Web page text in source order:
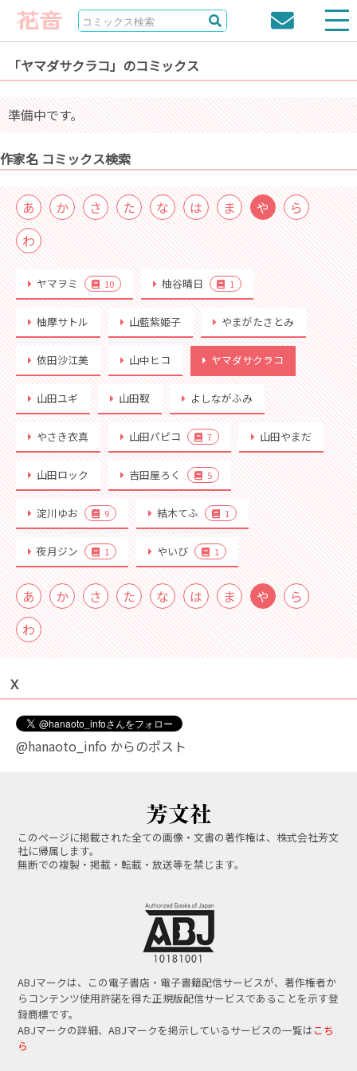
「ヤマダサクラコ」のコミックス
準備中です。
作家名 コミックス検索
あ か さ た な は ま や
ら
わ
ヤマヲミ 10 柚谷晴日 1
柚摩サトル 山藍紫姫子 やまがたさとみ
依田沙江美 山中ヒコ ヤマダサクラコ
山田ユギ 山田靫 よしながふみ
やさき衣真 山田パピコ 7 山田やまだ
山田ロック 吉田屋ろく 5
淀川ゆお 9 結木てふ 1
夜月ジン 1 やいび 1
あ か さ た な は ま や
ら
わ
Ｘ
@hanaoto_info からのポスト
このページに掲載された全ての画像・文書の著作権は、株式会社芳文
社に帰属します。
無断での複製・掲載・転載・放送等を禁じます。
ABJマークは、この電子書店・電子書籍配信サービスが、著作権者か
らコンテンツ使用許諾を得た正規版配信サービスであることを示す登
録商標です。
ABJマークの詳細、ABJマークを掲示しているサービスの一覧はこち
ら